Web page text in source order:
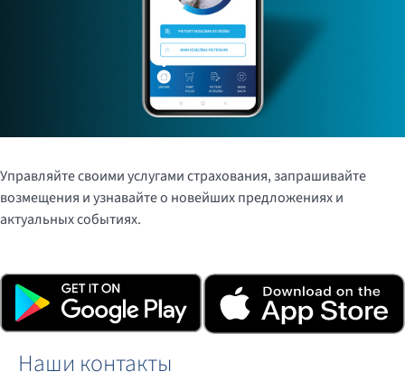
Управляйте своими услугами страхования, запрашивайте
возмещения и узнавайте о новейших предложениях и
актуальных событиях.
Наши контакты